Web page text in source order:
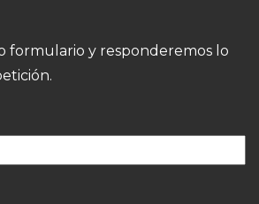
formulario y responderemos lo